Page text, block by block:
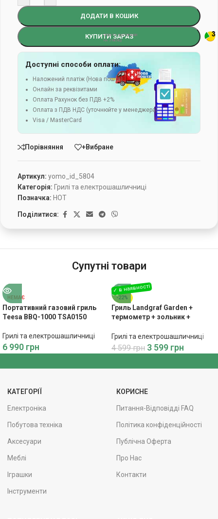
ДОДАТИ В КОШИК
КУПИТИ ЗАРАЗ
Доступні способи оплати:
Наложений платіж (Нова пошта)
Онлайн за реквізитами
Оплата Рахунок без ПДВ +2%
Оплата з ПДВ НДС (уточнюйте у менеджера)
Visa / MasterCard
Порівняння +Вибране
Артикул: yomo_id_5804
Категорія: Грилі та електрошашличниці
Позначка: HOT
Поділитися:
Супутні товари
НЕМАЄ
Портативний газовий гриль
Teesa BBQ-1000 TSA0150
Грилі та електрошашличниці
6 990 грн
-22%
Гриль Landgraf Garden +
термометр + зольник +
для вашого барбекю
Грилі та електрошашличниці
4 599грн 3 599 грн
КАТЕГОРІЇ
Електроніка
Побутова техніка
Аксесуари
Меблі
Іграшки
Інструменти
КОРИСНЕ
Питання-Відповідді FAQ
Політика конфіденційності
Публічна Оферта
Про Нас
Контакти